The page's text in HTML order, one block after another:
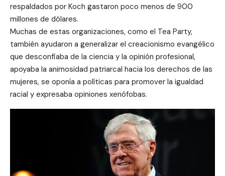
respaldados por Koch gastaron poco menos de 900
millones de dólares.
Muchas de estas organizaciones, como el Tea Party,
también ayudaron a generalizar el creacionismo evangélico
que desconfiaba de la ciencia y la opinión profesional,
apoyaba la animosidad patriarcal hacia los derechos de las
mujeres, se oponía a políticas para promover la igualdad
racial y expresaba opiniones xenófobas.